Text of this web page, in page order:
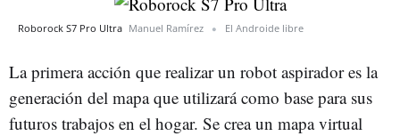
Roborock S7 Pro Ultra Manuel Ramírez El Androide libre
La primera acción que realizar un robot aspirador es la
generación del mapa que utilizará como base para sus
futuros trabajos en el hogar. Se crea un mapa virtual